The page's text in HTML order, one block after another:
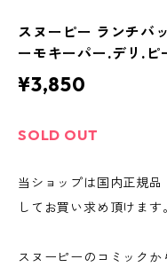
スヌーピー ランチバ
ーモキーパー.デリ.
¥3,850
SOLD OUT
当ショップは国内正規
してお買い求め頂けます。
スヌーピーのコミックか